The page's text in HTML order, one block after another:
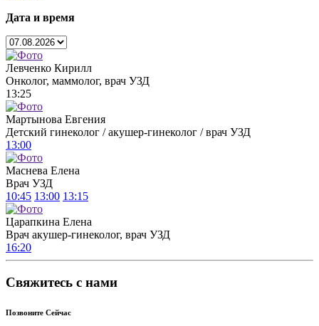
Дата и время
Левченко Кирилл
Онколог, маммолог, врач УЗД
13:25
Мартынова Евгения
Детский гинеколог / акушер-гинеколог / врач УЗД
13:00
Маснева Елена
Врач УЗД
10:45 13:00 13:15
Царапкина Елена
Врач акушер-гинеколог, врач УЗД
16:20
Свяжитесь с нами
Позвоните Сейчас